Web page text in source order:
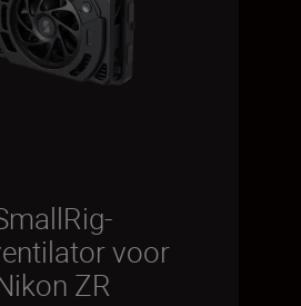
voor
ZR